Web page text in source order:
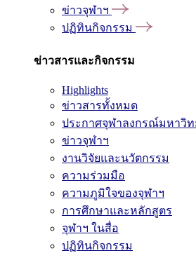
ข่าวจุฬาฯ
ปฏิทินกิจกรรม
ข่าวสารและกิจกรรม
Highlights
ข่าวสารทั้งหมด
ประกาศจุฬาลงกรณ์มหาวิท
ข่าวจุฬาฯ
งานวิจัยและนวัตกรรม
ความร่วมมือ
ความภูมิใจของจุฬาฯ
การศึกษาและหลักสูตร
จุฬาฯ ในสื่อ
ปฏิทินกิจกรรม